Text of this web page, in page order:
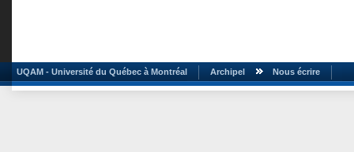
UQAM - Université du Québec à Montréal Archipel Nous écrire